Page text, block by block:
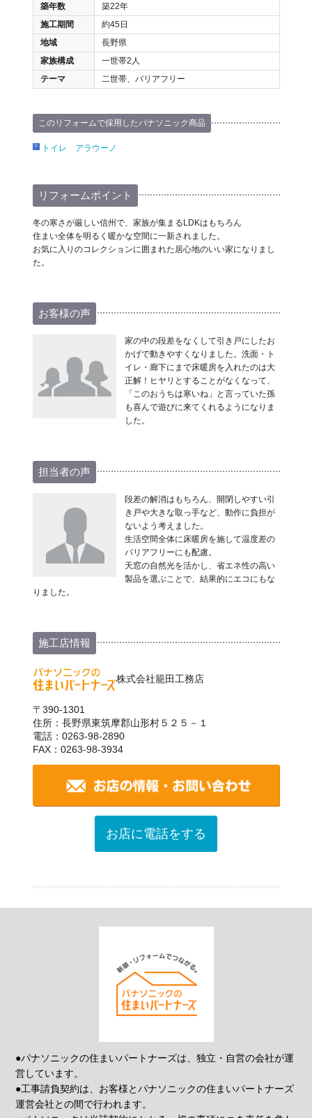
築年数
築22年
施工期間
約45日
地域
長野県
家族構成
一世帯2人
テーマ
二世帯、バリアフリー
このリフォームで採用したパナソニック商品
トイレ アラウーノ
リフォームポイント
冬の寒さが厳しい信州で、家族が集まるLDKはもちろん
住まい全体を明るく暖かな空間に一新されました。
お気に入りのコレクションに囲まれた居心地のいい家になりまし
た。
お客様の声
家の中の段差をなくして引き戸にしたお
かげで動きやすくなりました。洗面・ト
イレ・廊下にまで床暖房を入れたのは大
正解！ヒヤリとすることがなくなって、
「このおうちは寒いね」と言っていた孫
も喜んで遊びに来てくれるようになりま
した。
担当者の声
段差の解消はもちろん、開閉しやすい引
き戸や大きな取っ手など、動作に負担が
ないよう考えました。
生活空間全体に床暖房を施して温度差の
バリアフリーにも配慮。
天窓の自然光を活かし、省エネ性の高い
製品を選ぶことで、結果的にエコにもな
りました。
施工店情報
株式会社籠田工務店
〒390-1301
住所：長野県東筑摩郡山形村５２５－１
電話：0263-98-2890
FAX：0263-98-3934
お店に電話をする
●パナソニックの住まいパートナーズは、独立・自営の会社が運
営しています。
●工事請負契約は、お客様とパナソニックの住まいパートナーズ
運営会社との間で行われます。